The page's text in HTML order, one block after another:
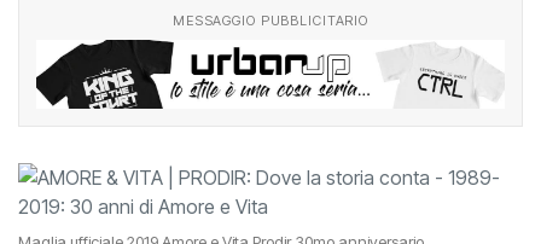
MESSAGGIO PUBBLICITARIO